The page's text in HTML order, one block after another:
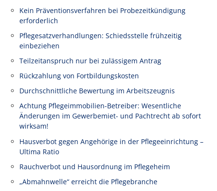
Kein Präventionsverfahren bei Probezeitkündigung
erforderlich
Pflegesatzverhandlungen: Schiedsstelle frühzeitig
einbeziehen
Teilzeitanspruch nur bei zulässigem Antrag
Rückzahlung von Fortbildungskosten
Durchschnittliche Bewertung im Arbeitszeugnis
Achtung Pflegeimmobilien-Betreiber: Wesentliche
Änderungen im Gewerbemiet- und Pachtrecht ab sofort
wirksam!
Hausverbot gegen Angehörige in der Pflegeeinrichtung –
Ultima Ratio
Rauchverbot und Hausordnung im Pflegeheim
„Abmahnwelle“ erreicht die Pflegebranche